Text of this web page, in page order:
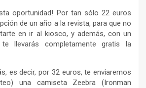
oportunidad! Por tan sólo 22 euros
de un año a la revista, para que no
en ir al kiosco, y además, con un
llevarás completamente gratis la
es decir, por 32 euros, te enviaremos
una camiseta Zeebra (Ironman